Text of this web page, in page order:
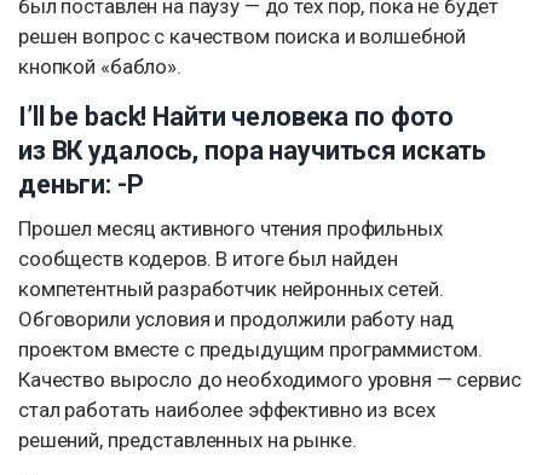
был поставлен на паузу — до тех пор, пока не будет
решен вопрос с качеством поиска и волшебной
кнопкой «бабло».
I’ll be back! Найти человека по фото
из ВК удалось, пора научиться искать
деньги: -Р
Прошел месяц активного чтения профильных
сообществ кодеров. В итоге был найден
компетентный разработчик нейронных сетей.
Обговорили условия и продолжили работу над
проектом вместе с предыдущим программистом.
Качество выросло до необходимого уровня — сервис
стал работать наиболее эффективно из всех
решений, представленных на рынке.